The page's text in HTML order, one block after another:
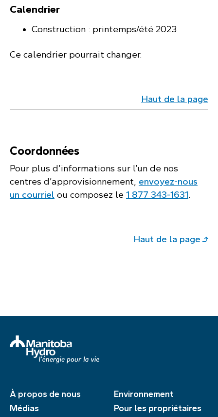
Calendrier
Construction : printemps/été 2023
Ce calendrier pourrait changer.
Haut de la page
Coordonnées
Pour plus d’informations sur l’un de nos
centres d’approvisionnement, envoyez-nous
un courriel ou composez le 1 877 343‑1631.
Haut de la page
À propos de nous
Médias
Environnement
Pour les propriétaires